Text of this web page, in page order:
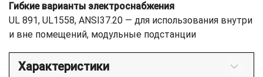
Гибкие варианты электроснабжения
UL 891, UL1558, ANSI37.20 — для использования внутри
и вне помещений, модульные подстанции
Характеристики